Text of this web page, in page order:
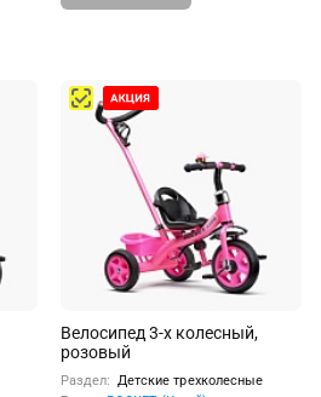
Велосипед 3-х колесный,
розовый
Раздел: Детские трехколесные